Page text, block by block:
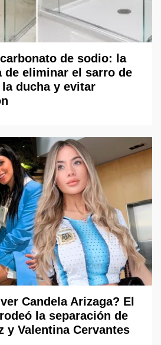
de sodio: la
de eliminar el sarro de
ducha y evitar
Candela Arizaga? El
la separación de
y Valentina Cervantes